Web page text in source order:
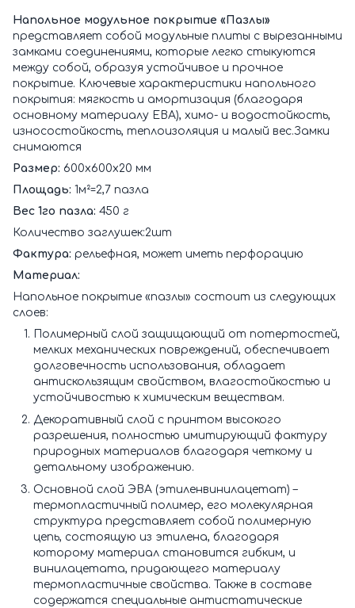
Напольное модульное покрытие «Пазлы»
представляет собой модульные плиты с вырезанными
замками соединениями, которые легко стыкуются
между собой, образуя устойчивое и прочное
покрытие. Ключевые характеристики напольного
покрытия: мягкость и амортизация (благодаря
основному материалу ЕВА), химо- и водостойкость,
износостойкость, теплоизоляция и малый вес.Замки
снимаются
Размер: 600х600х20 мм
Площадь: 1м²=2,7 пазла
Вес 1го пазла: 450 г
Количество заглушек:2шт
Фактура: рельефная, может иметь перфорацию
Материал:
Напольное покрытие «пазлы» состоит из следующих
слоев:
Полимерный слой защищающий от потертостей,
мелких механических повреждений, обеспечивает
долговечность использования, обладает
антискользящим свойством, влагостойкостью и
устойчивостью к химическим веществам.
Декоративный слой с принтом высокого
разрешения, полностью имитирующий фактуру
природных материалов благодаря четкому и
детальному изображению.
Основной слой ЭВА (этиленвинилацетат) –
термопластичный полимер, его молекулярная
структура представляет собой полимерную
цепь, состоящую из этилена, благодаря
которому материал становится гибким, и
винилацетата, придающего материалу
термопластичные свойства. Также в составе
содержатся специальные антистатические